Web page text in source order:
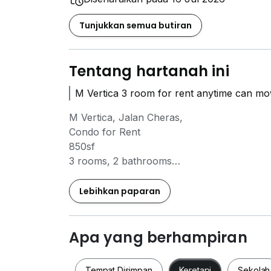
Tunjukkan semua butiran
Tentang hartanah ini
M Vertica 3 room for rent anytime can
M Vertica, Jalan Cheras,
Condo for Rent
850sf
3 rooms, 2 bathrooms
1 carpark
Rental RM3000
M Vertica, Jalan Cheras, Close to MRT,
- 500m Covered Walkway to LRT MRT
- 800m Covered Walkway to Sunway
Lebihkan paparan
Apa yang berhampiran